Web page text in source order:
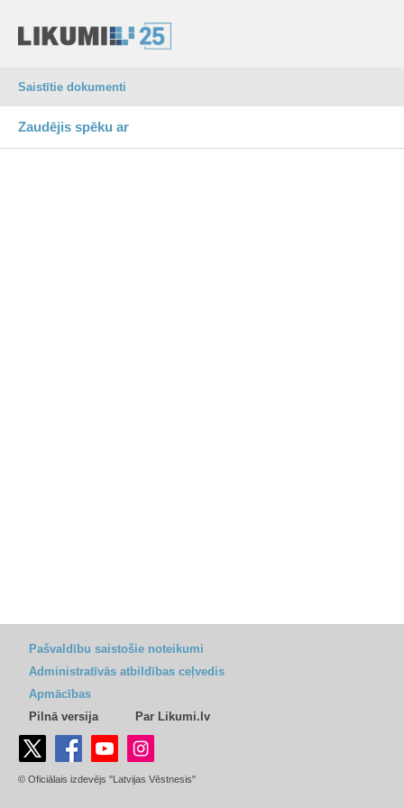
Saistītie dokumenti
Zaudējis spēku ar
Pašvaldību saistošie noteikumi
Administratīvās atbildības ceļvedis
Apmācības
Pilnā versija
Par Likumi.lv
© Oficiālais izdevējs "Latvijas Vēstnesis"